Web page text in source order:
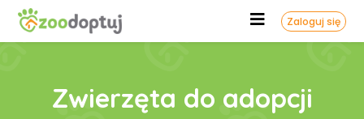
Zaloguj się
Zwierzęta do adopcji